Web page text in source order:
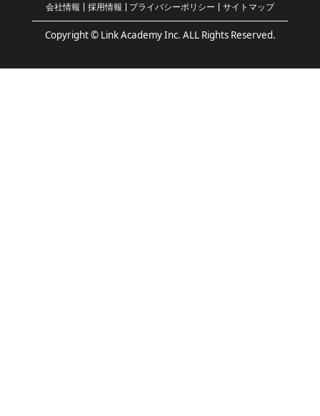
Copyright © Link Academy Inc. ALL Rights Reserved.
会社情報 採用情報 プライバシーポリシー サイトマップ